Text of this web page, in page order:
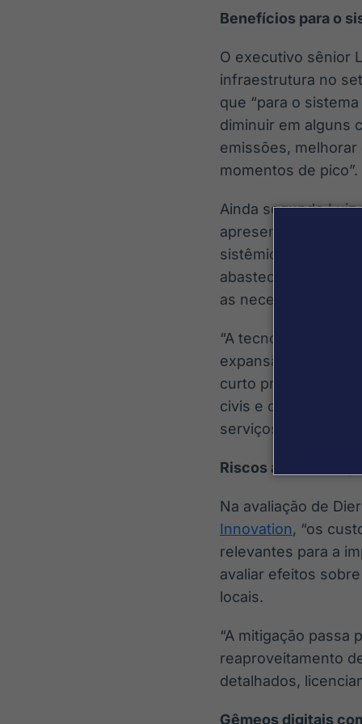
Benefícios para o
O executivo sênior
infraestrutura no
que “para o
diminuir em alguns
emissões,
momentos de pico”.
Ainda segundo
apresentado como
sistêmicos, menor
abastecimento,
as necessidades do
“A tecnologia
expansão da
curto prazo;
civis e conexão,
serviços
Riscos ambientais,
Na avaliação de
Innovation, “os
relevantes para a
avaliar efeitos
locais.
“A mitigação
reaproveitamento
detalhados,
Gêmeos digitais